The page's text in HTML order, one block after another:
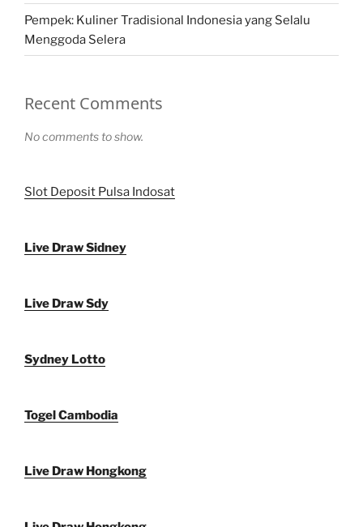
Pempek: Kuliner Tradisional Indonesia yang Selalu
Menggoda Selera
Recent Comments
No comments to show.
Slot Deposit Pulsa Indosat
Live Draw Sidney
Live Draw Sdy
Sydney Lotto
Togel Cambodia
Live Draw Hongkong